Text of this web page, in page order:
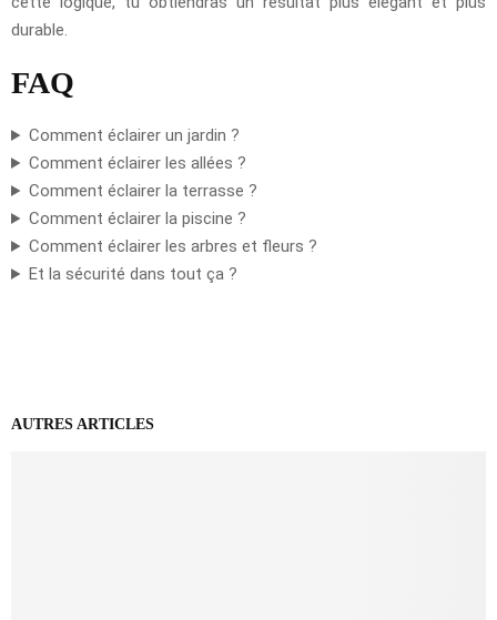
durable.
FAQ
Comment éclairer un jardin ?
Comment éclairer les allées ?
Comment éclairer la terrasse ?
Comment éclairer la piscine ?
Comment éclairer les arbres et fleurs ?
Et la sécurité dans tout ça ?
AUTRES ARTICLES